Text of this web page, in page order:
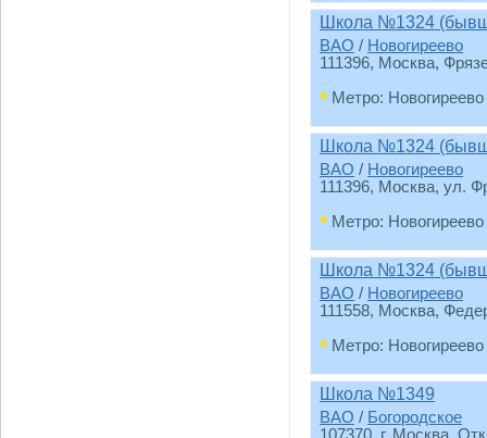
Школа №1324
ВАО / Новогиреево
111396, Москва,
• Метро: Новогиреево
Школа №1324
ВАО / Новогиреево
111396, Москва, ул.
• Метро: Новогиреево
Школа №1324
ВАО / Новогиреево
111558, Москва,
• Метро: Новогиреево
Школа №1349
ВАО / Богородское